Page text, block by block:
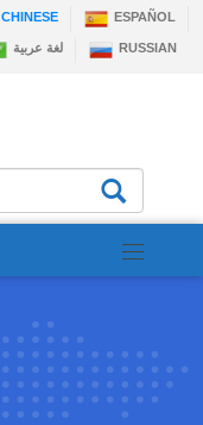
CHINESE ESPAÑOL
عربية‎ لغة RUSSIAN